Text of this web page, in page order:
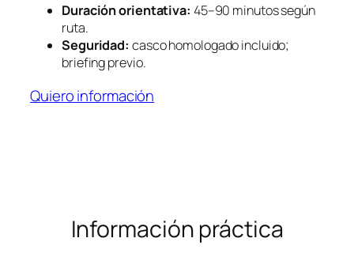
Duración orientativa: 45–90 minutos según
ruta.
Seguridad: casco homologado incluido;
briefing previo.
Quiero información
Información práctica